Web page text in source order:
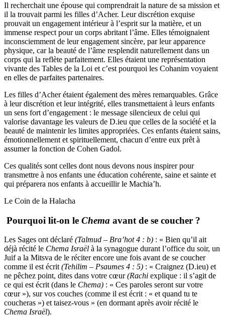
Il recherchait une épouse qui comprendrait la nature de sa mission et
il la trouvait parmi les filles d’Acher. Leur discrétion exquise
prouvait un engagement intérieur à l’esprit sur la matière, et un
immense respect pour un corps abritant l’âme. Elles témoignaient
inconsciemment de leur engagement sincère, par leur apparence
physique, car la beauté de l’âme resplendit naturellement dans un
corps qui la reflète parfaitement. Elles étaient une représentation
vivante des Tables de la Loi et c’est pourquoi les Cohanim voyaient
en elles de parfaites partenaires.
Les filles d’Acher étaient également des mères remarquables. Grâce
à leur discrétion et leur intégrité, elles transmettaient à leurs enfants
un sens fort d’engagement : le message silencieux de celui qui
valorise davantage les valeurs de D.ieu que celles de la société et la
beauté de maintenir les limites appropriées. Ces enfants étaient sains,
émotionnellement et spirituellement, chacun d’entre eux prêt à
assumer la fonction de Cohen Gadol.
Ces qualités sont celles dont nous devons nous inspirer pour
transmettre à nos enfants une éducation cohérente, saine et sainte et
qui préparera nos enfants à accueillir le Machia’h.
Le Coin de la Halacha
Pourquoi lit-on le Chema avant de se coucher ?
Les Sages ont déclaré (Talmud – Bra’hot 4 : b) : « Bien qu’il ait
déjà récité le Chema Israël à la synagogue durant l’office du soir, un
Juif a la Mitsva de le réciter encore une fois avant de se coucher
comme il est écrit (Tehilim – Psaumes 4 : 5) : « Craignez (D.ieu) et
ne pêchez point, dites dans votre cœur(Rachi explique : il s’agit de
ce qui est écrit (dans le Chema) : « Ces paroles seront sur votre
cœur »), sur vos couches (comme il est écrit : « et quand tu te
coucheras ») et taisez-vous » (en dormant après avoir récité le
Chema Israël).